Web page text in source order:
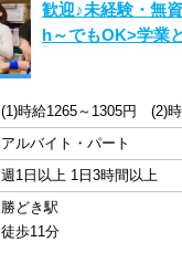
歓迎♪未経験・無
h～でもOK>学業
アルバイト・パート
週1日以上 1日3時間以上
勝どき駅
徒歩11分